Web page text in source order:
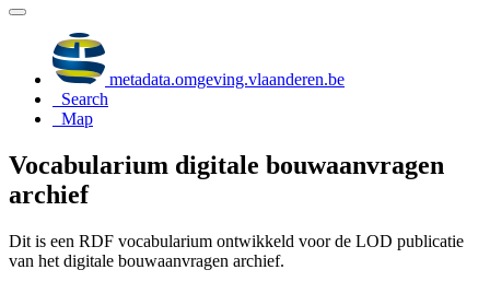
metadata.omgeving.vlaanderen.be
Search
Map
Vocabularium digitale bouwaanvragen
archief
Dit is een RDF vocabularium ontwikkeld voor de LOD publicatie
van het digitale bouwaanvragen archief.